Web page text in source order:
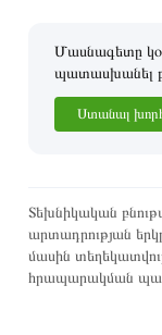
Մասնագետը
պատասխանել
Ստանալ
Տեխնիկական
արտադրության
մասին
հրապարակման